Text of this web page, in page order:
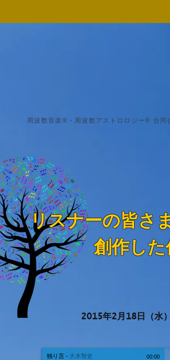
周波数音楽®・周波数アストロロジー® 合
2015年2月18日（水
リスナーの皆さ
創作し
独り言 - 大木智史 00:00